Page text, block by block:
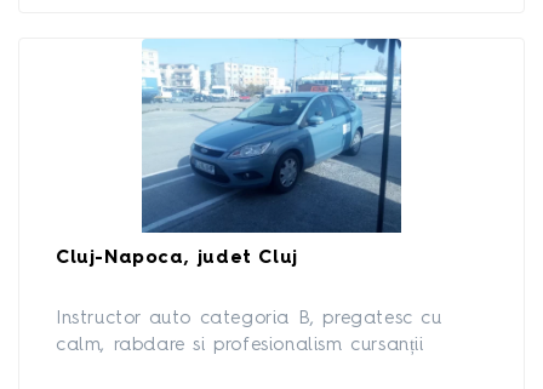
Cluj-Napoca, judet Cluj
Instructor auto categoria B, pregatesc cu
calm, rabdare si profesionalism cursanții